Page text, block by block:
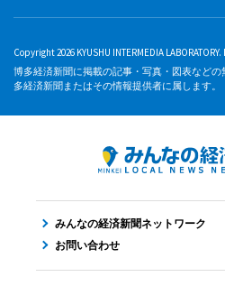
Copyright 2026 KYUSHU INTERMEDIA
博多経済新聞に掲載の記事・写真・図表など
多経済新聞またはその情報提供者に属します。
みんなの経済新聞ネットワーク
お問い合わせ